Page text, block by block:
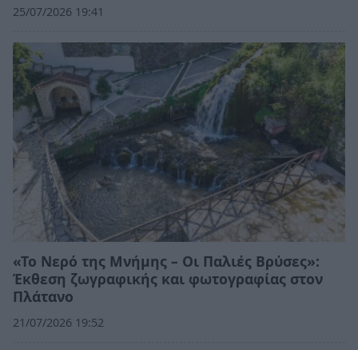
25/07/2026 19:41
«Το Νερό της Μνήμης – Οι Παλιές Βρύσες»:
Έκθεση ζωγραφικής και φωτογραφίας στον
Πλάτανο
21/07/2026 19:52